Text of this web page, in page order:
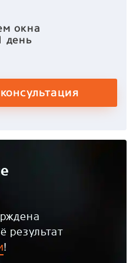
окна
день
результат
!